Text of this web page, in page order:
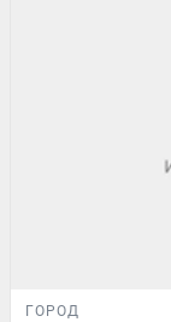
ГОРОД